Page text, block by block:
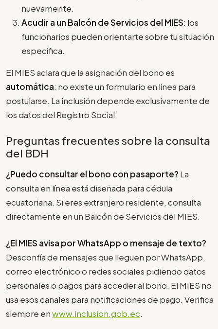
nuevamente.
Acudir a un Balcón de Servicios del MIES: los
funcionarios pueden orientarte sobre tu situación
específica.
El MIES aclara que la asignación del bono es
automática: no existe un formulario en línea para
postularse. La inclusión depende exclusivamente de
los datos del Registro Social.
Preguntas frecuentes sobre la consulta
del BDH
¿Puedo consultar el bono con pasaporte? La
consulta en línea está diseñada para cédula
ecuatoriana. Si eres extranjero residente, consulta
directamente en un Balcón de Servicios del MIES.
¿El MIES avisa por WhatsApp o mensaje de texto?
Desconfía de mensajes que lleguen por WhatsApp,
correo electrónico o redes sociales pidiendo datos
personales o pagos para acceder al bono. El MIES no
usa esos canales para notificaciones de pago. Verifica
siempre enwww.inclusion.gob.ec.